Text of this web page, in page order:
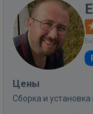
Цены
Сборка и